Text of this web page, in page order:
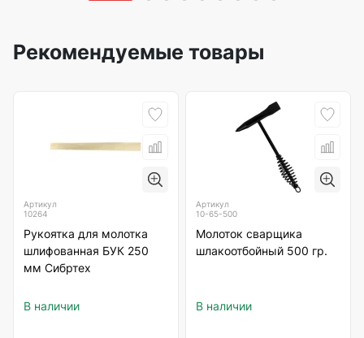
Рекомендуемые товары
Артикул
10264
Рукоятка для молотка
шлифованная БУК 250
мм Сибртех
В наличии
Артикул
10-65-500
Молоток сварщика
шлакоотбойный 500 гр.
В наличии